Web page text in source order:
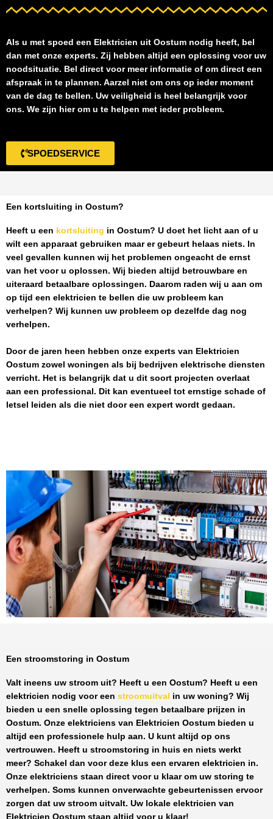
Als u met spoed een Elektricien uit Oostum nodig heeft, bel
dan met onze experts. Zij hebben altijd een oplossing voor uw
noodsituatie. Bel direct voor meer informatie of om direct een
afspraak in te plannen. Aarzel niet om ons op ieder moment
van de dag te bellen. Uw veiligheid is heel belangrijk voor
ons. We zijn hier om u te helpen met ieder probleem.
SPOEDSERVICE
Een kortsluiting in Oostum?
Heeft u een kortsluiting in Oostum? U doet het licht aan of u
wilt een apparaat gebruiken maar er gebeurt helaas niets. In
veel gevallen kunnen wij het problemen ongeacht de ernst
van het voor u oplossen. Wij bieden altijd betrouwbare en
uiteraard betaalbare oplossingen. Daarom raden wij u aan om
op tijd een elektricien te bellen die uw probleem kan
verhelpen? Wij kunnen uw probleem op dezelfde dag nog
verhelpen.
Door de jaren heen hebben onze experts van Elektricien
Oostum zowel woningen als bij bedrijven elektrische diensten
verricht. Het is belangrijk dat u dit soort projecten overlaat
aan een professional. Dit kan eventueel tot ernstige schade of
letsel leiden als die niet door een expert wordt gedaan.
Een stroomstoring in Oostum
Valt ineens uw stroom uit? Heeft u een Oostum? Heeft u een
elektricien nodig voor een stroomuitval in uw woning? Wij
bieden u een snelle oplossing tegen betaalbare prijzen in
Oostum. Onze elektriciens van Elektricien Oostum bieden u
altijd een professionele hulp aan. U kunt altijd op ons
vertrouwen. Heeft u stroomstoring in huis en niets werkt
meer? Schakel dan voor deze klus een ervaren elektricien in.
Onze elektriciens staan direct voor u klaar om uw storing te
verhelpen. Soms kunnen onverwachte gebeurtenissen ervoor
zorgen dat uw stroom uitvalt. Uw lokale elektricien van
Elektricien Oostum staan altijd voor u klaar!